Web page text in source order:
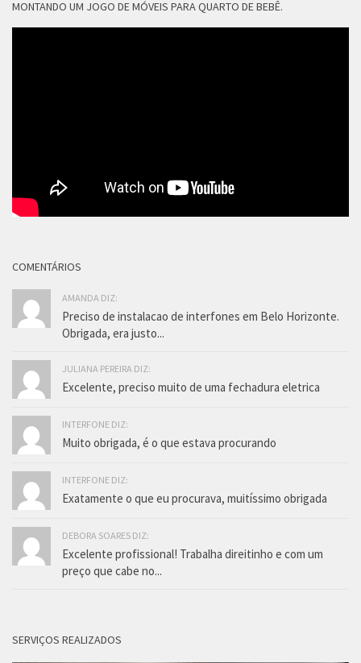
MONTANDO UM JOGO DE MÓVEIS PARA QUARTO DE BEBÊ.
COMENTÁRIOS
AMANDA DIZ:
Preciso de instalacao de interfones em Belo Horizonte.
Obrigada, era justo...
JULIANA PEREIRA DIZ:
Excelente, preciso muito de uma fechadura eletrica
INTERFONE DIZ:
Muito obrigada, é o que estava procurando
INTERFONE DIZ:
Exatamente o que eu procurava, muitíssimo obrigada
DEBORA SOARES DIZ:
Excelente profissional! Trabalha direitinho e com um
preço que cabe no...
SERVIÇOS REALIZADOS